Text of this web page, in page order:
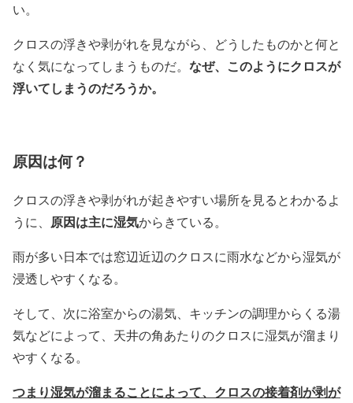
い。
クロスの浮きや剥がれを見ながら、どうしたものかと何と
なく気になってしまうものだ。 なぜ、このようにクロスが
浮いてしまうのだろうか。
原因は何？
クロスの浮きや剥がれが起きやすい場所を見るとわかるよ
うに、 原因は主に湿気からきている。
雨が多い日本では窓辺近辺のクロスに雨水などから湿気が
浸透しやすくなる。
そして、次に浴室からの湯気、キッチンの調理からくる湯
気などによって、天井の角あたりのクロスに湿気が溜まり
やすくなる。
つまり湿気が溜まることによって、クロスの接着剤が剥が